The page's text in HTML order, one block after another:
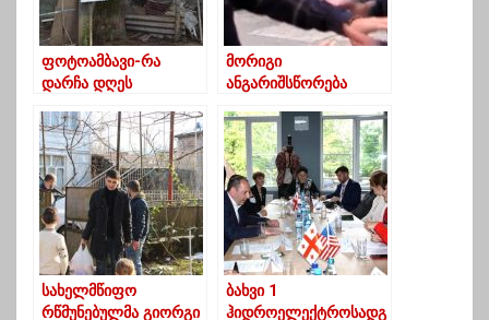
ფოტოამბავი-რა
დარჩა დღეს
დიდებიდან
მორიგი
ანგარიშსწორება
“ოცნების”
წარმომადგენლები
“მთავარი არხის”
გადამღებ ჯგუფს თავს
დაესხნენ
სახელმწიფო
რწმუნებულმა გიორგი
ბახვი 1
ჰიდროელექტროსადგ